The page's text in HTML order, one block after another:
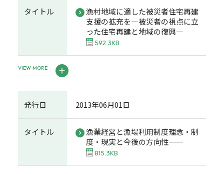
タイトル
漁村地域に適した被災者住宅再建
支援の拡充を―被災者の視点に立
った住宅再建と地域の復興―
592.3KB
VIEW MORE
発行日 2013年06月01日
タイトル
漁業経営と漁場利用制度――理念・制
度・現実と今後の方向性――
815.3KB